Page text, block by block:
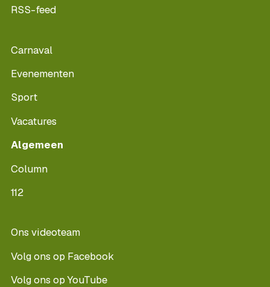
RSS-feed
Carnaval
Evenementen
Sport
Vacatures
Algemeen
Column
112
Ons videoteam
Volg ons op Facebook
Volg ons op YouTube